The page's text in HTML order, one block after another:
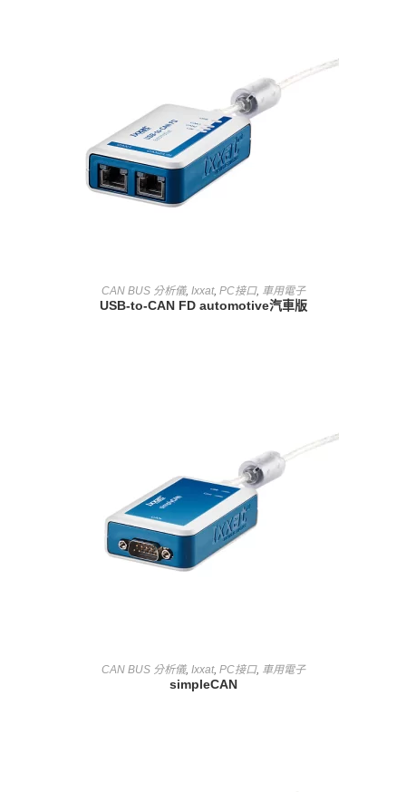
查看內容
CAN BUS 分析儀, Ixxat, PC接口, 車用電子
USB-to-CAN FD automotive汽車版
查看內容
CAN BUS 分析儀, Ixxat, PC接口, 車用電子
simpleCAN